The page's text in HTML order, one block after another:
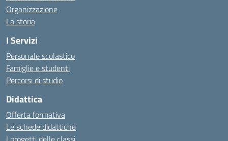
Organizzazione
La storia
I Servizi
Personale scolastico
Famiglie e studenti
Percorsi di studio
Didattica
Offerta formativa
Le schede didattiche